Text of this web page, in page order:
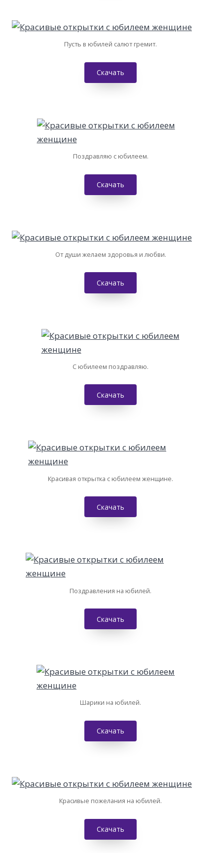
Пусть в юбилей салют гремит.
Скачать
Поздравляю с юбилеем.
Скачать
От души желаем здоровья и любви.
Скачать
С юбилеем поздравляю.
Скачать
Красивая открытка с юбилеем женщине.
Скачать
Поздравления на юбилей.
Скачать
Шарики на юбилей.
Скачать
Красивые пожелания на юбилей.
Скачать